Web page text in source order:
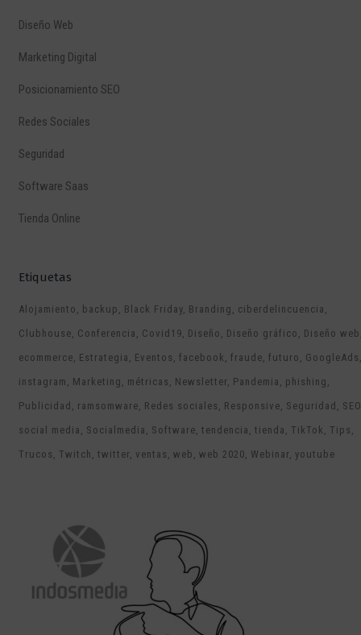
Diseño Web
Marketing Digital
Posicionamiento SEO
Redes Sociales
Seguridad
Software Saas
Tienda Online
Etiquetas
Alojamiento backup Black Friday Branding
ciberdelincuencia
Clubhouse Conferencia Covid19 Diseño Diseño gráfico
Diseño web
ecommerce Estrategia Eventos facebook fraude futuro
GoogleAds
instagram
Marketing métricas Newsletter Pandemia
phishing
Publicidad
ramsomware Redes sociales Responsive Seguridad
SEO
social media
Socialmedia Software tendencia tienda TikTok
Tips
Trucos
Twitch twitter ventas web web 2020 Webinar youtube